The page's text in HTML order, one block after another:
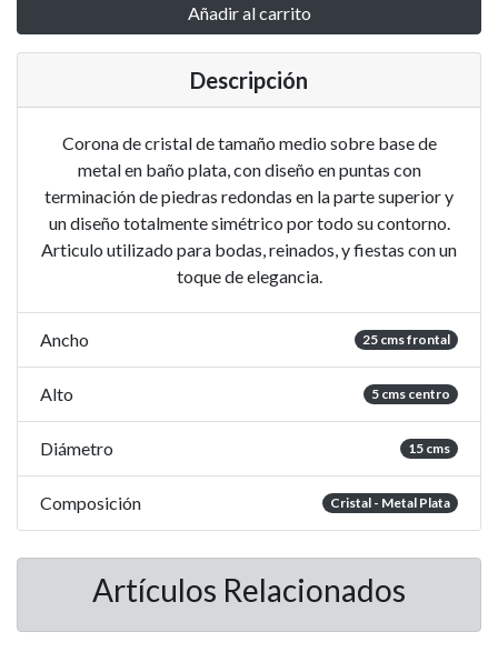
Añadir al carrito
Descripción
Corona de cristal de tamaño medio sobre base de
metal en baño plata, con diseño en puntas con
terminación de piedras redondas en la parte superior y
un diseño totalmente simétrico por todo su contorno.
Articulo utilizado para bodas, reinados, y fiestas con un
toque de elegancia.
Ancho 25 cms frontal
Alto 5 cms centro
Diámetro 15 cms
Composición Cristal - Metal Plata
Artículos Relacionados